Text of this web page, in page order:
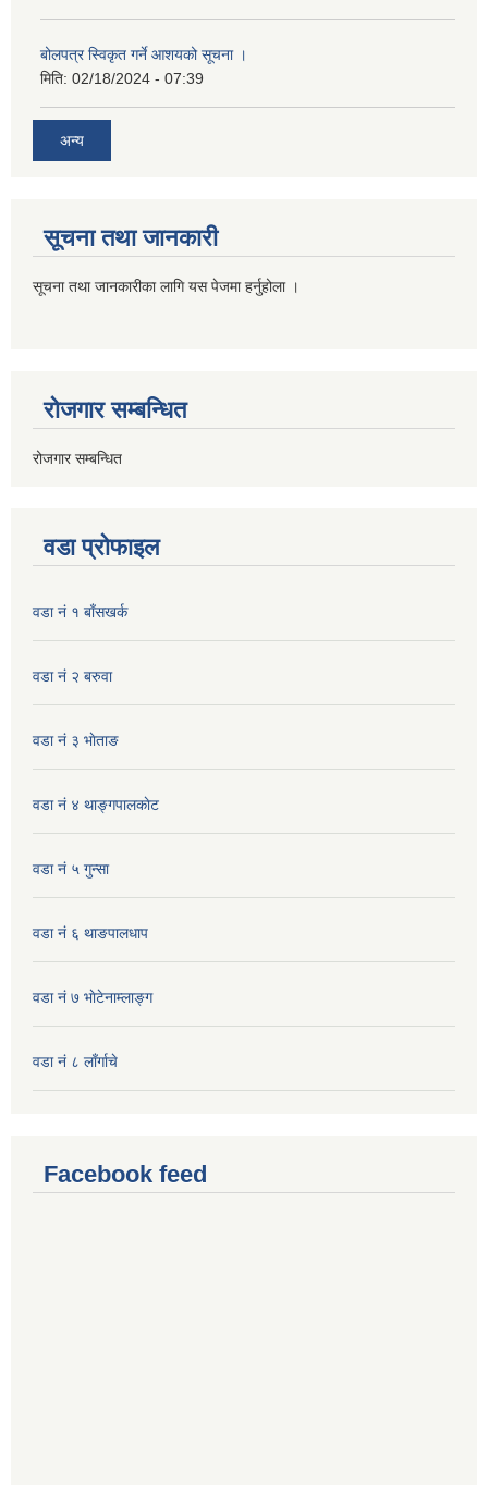
बोलपत्र स्विकृत गर्ने आशयको सूचना ।
मिति: 02/18/2024 - 07:39
अन्य
सूचना तथा जानकारी
सूचना तथा जानकारीका लागि यस पेजमा हर्नुहोला ।
रोजगार सम्बन्धित
रोजगार सम्बन्धित
वडा प्रोफाइल
वडा नं १ बाँसखर्क
वडा नं २ बरुवा
वडा नं ३ भाेताङ
वडा नं ४ थाङ्गपालकाेट
वडा नं ५ गुन्सा
वडा नं ६ थाङपालधाप
वडा नं ७ भाेटेनाम्लाङ्ग
वडा नं ८ लाँर्गाचे
Facebook feed